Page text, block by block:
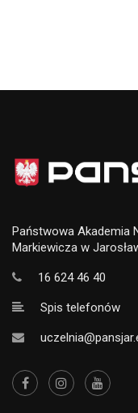
Państwowa Akademia
Markiewicza w
16 624 46 40
Spis telefonów